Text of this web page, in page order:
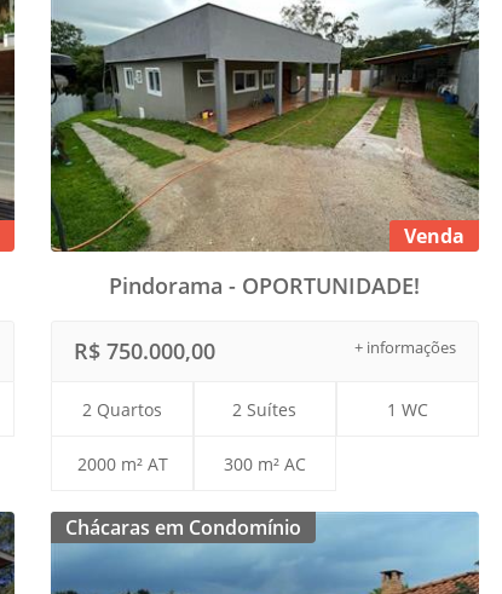
Venda
Pindorama - OPORTUNIDADE!
+ informações
R$ 750.000,00
2 Quartos 2 Suítes 1 WC
2000 m² AT 300 m² AC
Chácaras em Condomínio